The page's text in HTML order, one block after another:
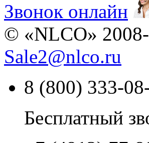
Звонок онлайн
© «NLCO»
Sale2@nlco.ru
8 (800) 333-
Бесплатный